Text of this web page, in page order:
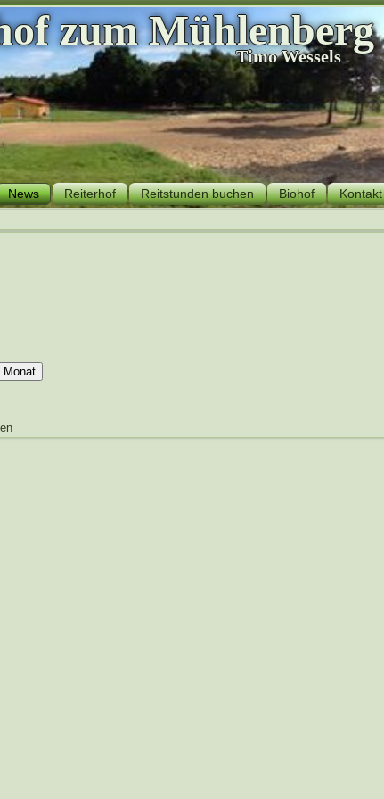
zum Mühlenberg
Timo Wessels
News Reiterhof Reitstunden buchen Biohof Kontakt
Monat